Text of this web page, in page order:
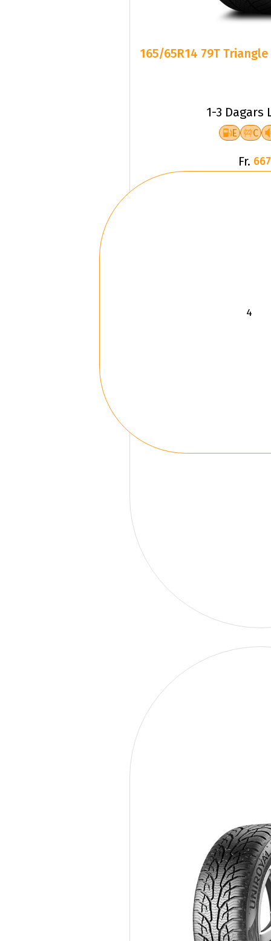
165/65R14 79T
1-3 Dagars
E C
Fr.